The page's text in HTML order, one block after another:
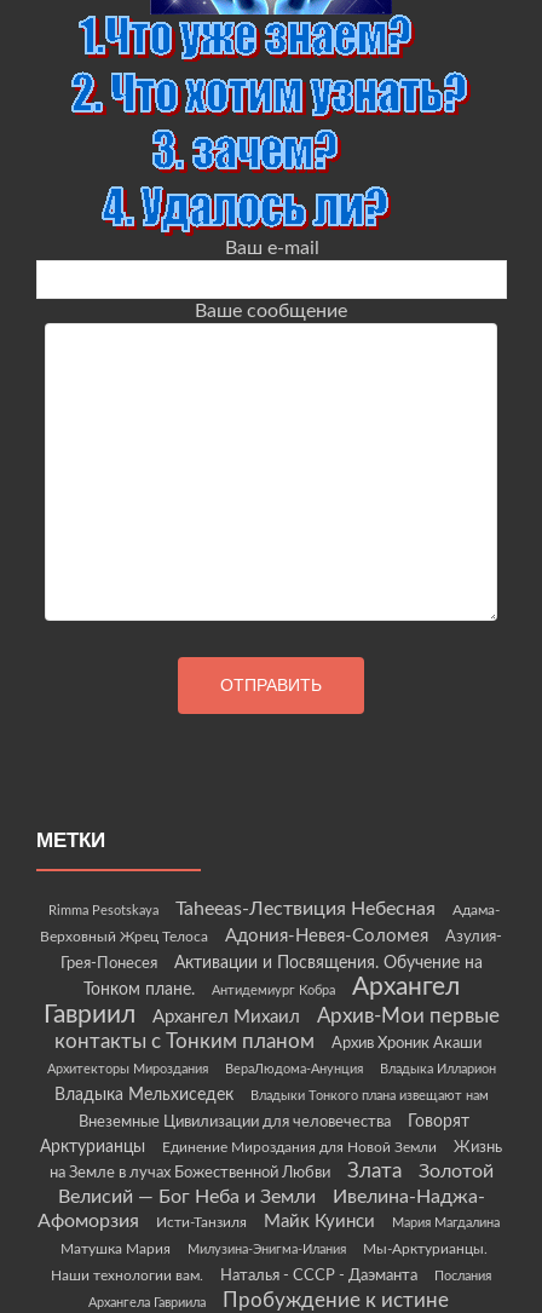
Ваш e-mail
Ваше сообщение
МЕТКИ
Rimma Pesotskaya Taheeas-Лествиция Небесная
Адама-
Верховный Жрец Телоса
Адония-Невея-Соломея
Азулия-
Грея-Понесея
Активации и Посвящения. Обучение на
Тонком плане.
Антидемиург Кобра
Архангел
Гавриил
Архангел Михаил
Архив-Мои первые
контакты с Тонким планом
Архив Хроник Акаши
Архитекторы Мироздания ВераЛюдома-Анунция Владыка Илларион
Владыка Мельхиседек Владыки Тонкого плана извещают нам
Внеземные Цивилизации для человечества
Говорят
Арктурианцы
Единение Мироздания для Новой Земли
Жизнь
на Земле в лучах Божественной Любви
Злата
Золотой
Велисий — Бог Неба и Земли
Ивелина-Наджа-
Афоморзия
Исти-Танзиля Майк Куинси Мария Магдалина
Матушка Мария Милузина-Энигма-Илания
Мы-Арктурианцы.
Наши технологии вам.
Наталья - СССР - Даэманта
Послания
Архангела Гавриила
Пробуждение к истине